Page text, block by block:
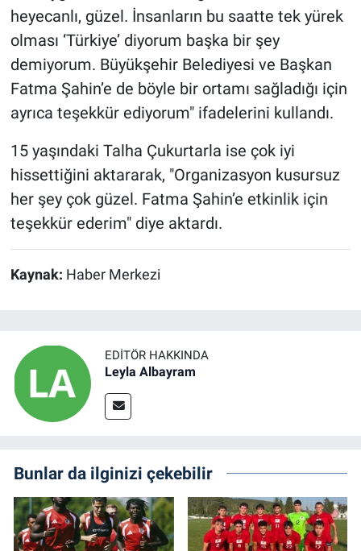
heyecanlı, güzel. İnsanların bu saatte tek yürek
olması ‘Türkiye’ diyorum başka bir şey
demiyorum. Büyükşehir Belediyesi ve Başkan
Fatma Şahin’e de böyle bir ortamı sağladığı için
ayrıca teşekkür ediyorum" ifadelerini kullandı.
15 yaşındaki Talha Çukurtarla ise çok iyi
hissettiğini aktararak, "Organizasyon kusursuz
her şey çok güzel. Fatma Şahin’e etkinlik için
teşekkür ederim" diye aktardı.
Kaynak: Haber Merkezi
EDITÖR HAKKINDA
Leyla Albayram
Bunlar da ilginizi çekebilir